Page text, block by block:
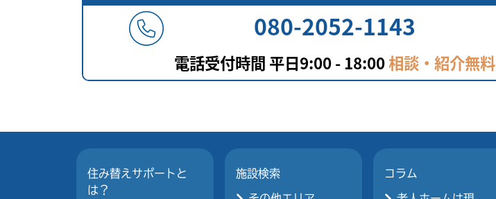
080-2052-1143
電話受付時間 平日9:00 - 18:00相談・紹介無料
住み替えサポートと
は？
施設検索 コラム